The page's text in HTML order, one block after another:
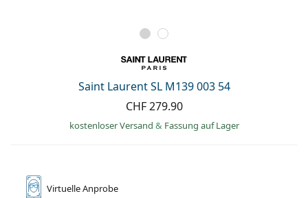
Saint Laurent SL M139 003 54
CHF 279.90
kostenloser Versand & Fassung auf Lager
VirtuelleAnprobe